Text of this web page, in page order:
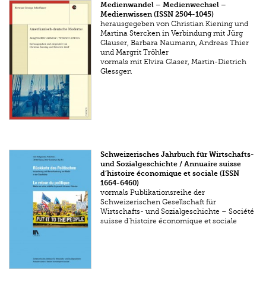
Medienwandel – Medienwechsel –
Medienwissen (ISSN 2504-1045)
herausgegeben von Christian Kiening und
Martina Stercken in Verbindung mit Jürg
Glauser, Barbara Naumann, Andreas Thier
und Margrit Tröhler
vormals mit Elvira Glaser, Martin-Dietrich
Glessgen
Schweizerisches Jahrbuch für Wirtschafts-
und Sozialgeschichte / Annuaire suisse
d’histoire économique et sociale (ISSN
1664-6460)
vormals Publikationsreihe der
Schweizerischen Gesellschaft für
Wirtschafts- und Sozialgeschichte – Société
suisse d’histoire économique et sociale